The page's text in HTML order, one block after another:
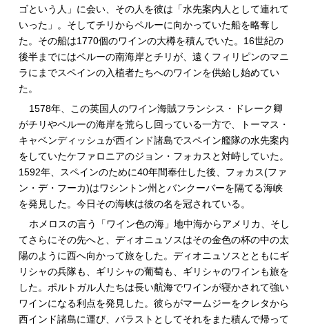
ゴという人」に会い、その人を彼は「水先案内人として連れて
いった」。そしてチリからペルーに向かっていた船を略奪し
た。その船は1770個のワインの大樽を積んでいた。16世紀の
後半までにはペルーの南海岸とチリが、遠くフィリピンのマニ
ラにまでスペインの入植者たちへのワインを供給し始めてい
た。
1578年、この英国人のワイン海賊フランシス・ドレーク卿
がチリやペルーの海岸を荒らし回っている一方で、トーマス・
キャベンディッシュが西インド諸島でスペイン艦隊の水先案内
をしていたケファロニアのジョン・フォカスと対峙していた。
1592年、スペインのために40年間奉仕した後、フォカス(ファ
ン・デ・フーカ)はワシントン州とバンクーバーを隔てる海峡
を発見した。今日その海峡は彼の名を冠されている。
ホメロスの言う「ワイン色の海」地中海からアメリカ、そし
てさらにその先へと、ディオニュソスはその金色の杯の中の太
陽のように西へ向かって旅をした。ディオニュソスとともにギ
リシャの兵隊も、ギリシャの葡萄も、ギリシャのワインも旅を
した。ポルトガル人たちは長い航海でワインが寝かされて強い
ワインになる利点を発見した。彼らがマームジーをクレタから
西インド諸島に運び、バラストとしてそれをまた積んで帰って